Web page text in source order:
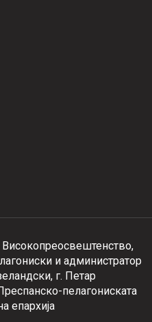
и администратор
г. Петар
пелагониската
епархија